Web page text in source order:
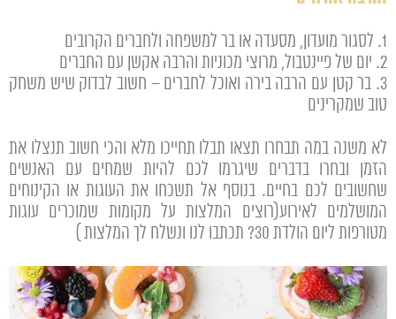
1. לסגור מועדון, מסעדה או בר למשפחה ולחברים הקרובים
2. יום של פיינטבול, מרוצי מכוניות והרבה אקשן עם החברים
3. בר קטן עם הרבה בירה ואוכל לחברים – חשוב לבדוק שיש משחק
טוב שמקרינים
לא משנה במה תבחרו תצאו תבלו תחייכו מלא והכי חשוב תנצלו את
הזמן ובחרו בדברים שיגרמו לכם להיות שמחים עם האנשים
שחשובים לכם בחיים. בנוסף אל תשכחו את העוגות או הקינוחים
המושלמים לאירוע(רוצים המלצות על מקומות שמוכרים עוגות
מטורפות ליום הולדת 30? תכתבו לנו ונשלח לך המלצות )